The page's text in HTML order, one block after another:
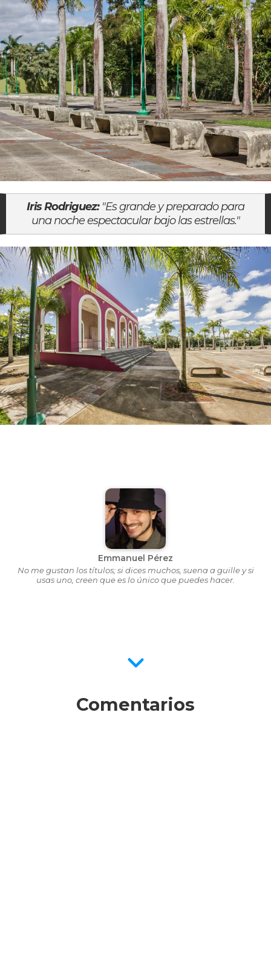
Iris Rodriguez:"Es grande y preparado para
una noche espectacular bajo las estrellas."
Emmanuel Pérez
No me gustan los títulos; si dices muchos, suena a guille y si
usas uno, creen que es lo único que puedes hacer.
Comentarios